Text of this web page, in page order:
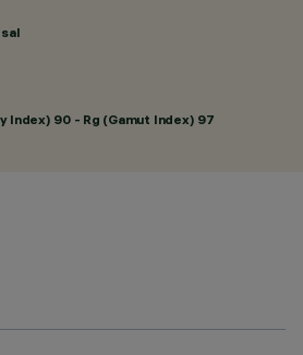
Index) 90 - Rg (Gamut Index) 97